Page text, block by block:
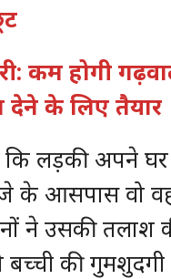
कम होगी
के लिए तैयार
लड़की अपने
के आसपास वो
ने उसकी
की गुमशुदगी